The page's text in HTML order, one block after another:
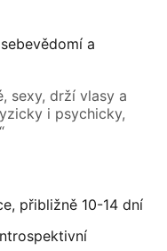
a
sexy, drží vlasy a
i psychicky,
přibližně 10-14 dní